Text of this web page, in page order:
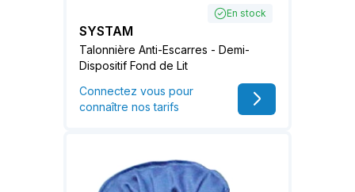
En stock
SYSTAM
Talonnière Anti-Escarres - Demi-
Dispositif Fond de Lit
Connectez vous pour
connaître nos tarifs